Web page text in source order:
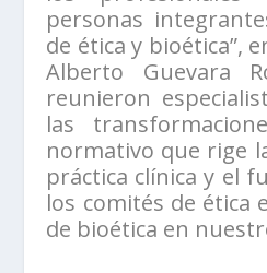
personas
de ética y bioética”,
Alberto Guevara
reunieron
las
normativo que rige
práctica clínica y el
los comités de ética
de bioética en